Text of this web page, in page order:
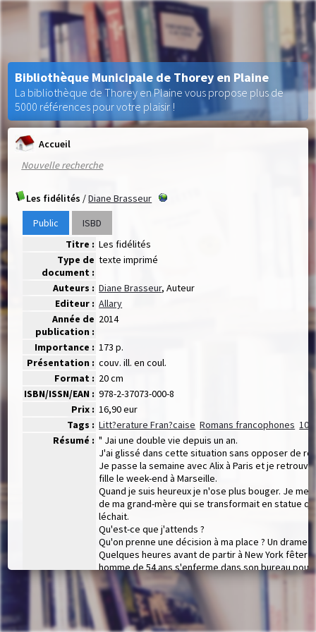
Accueil
Nouvelle recherche
Les fidélités /Diane Brasseur
Public
ISBD
Titre : Les fidélités
Type de
document :
texte imprimé
Auteurs : Diane Brasseur, Auteur
Editeur : Allary
Année de
publication :
2014
Importance : 173 p.
Présentation : couv. ill. en coul.
Format : 20 cm
ISBN/ISSN/EAN : 978-2-37073-000-8
Prix : 16,90 eur
Tags : Litt?erature Fran?caise Romans francophones
Résumé : " Jai une double vie depuis un an.
J'ai glissé dans cette situation sans opposer de
Je passe la semaine avec Alix à Paris et je
fille le week-end à Marseille.
Quand je suis heureux je n'ose plus bouger. Je me
de ma grand-mère qui se transformait en statue
léchait.
Qu'est-ce que j'attends ?
Qu'on prenne une décision à ma place ? Un drame ?
Quelques heures avant de partir à New York fêter
homme de 54 ans s'enferme dans son bureau pour
quitter sa femme ou sa maîtresse.
Un roman d'une rare justesse écrit par une jeune
premier livre
En ligne :
http://www.librairiedialogues.fr//ws/book/
Bibliothèque Municipale de Thorey en Plaine
La bibliothèque de Thorey en Plaine vous propose plus de
5000 références pour votre plaisir !